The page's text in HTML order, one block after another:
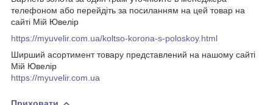
телефоном або перейдіть за посиланням на цей товар на
сайті Мій Ювелір
https://myuvelir.com.ua/koltso-korona-s-poloskoy.html
Ширший асортимент товару представлений на нашому сайті
Мій Ювелір
https://myuvelir.com.ua
Приховати